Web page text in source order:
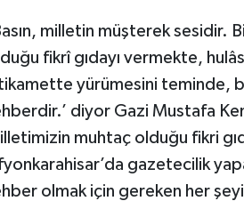
milletin müşterek sesidir.
fikrî gıdayı vermekte,
yürümesini teminde,
diyor Gazi Mustafa
muhtaç olduğu fikri
gazetecilik
olmak için gereken her